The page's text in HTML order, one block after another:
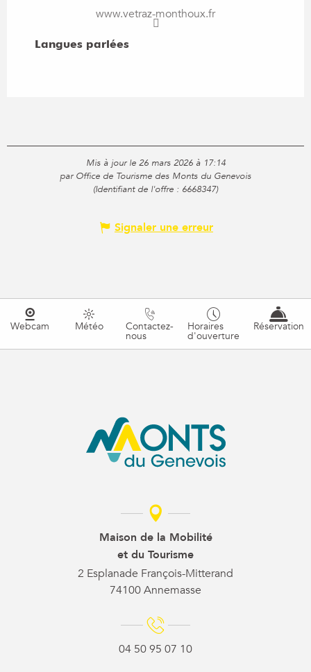
www.vetraz-monthoux.fr
Langues parlées
Langues parlées
Mis à jour le 26 mars 2026 à 17:14
par Office de Tourisme des Monts du Genevois
(Identifiant de l'offre : 6668347)
Signaler une erreur
Webcam Météo Contactez-
nous
Horaires
d'ouverture
Réservation
Maison de la Mobilité
et du Tourisme
2 Esplanade François-Mitterand
74100 Annemasse
04 50 95 07 10